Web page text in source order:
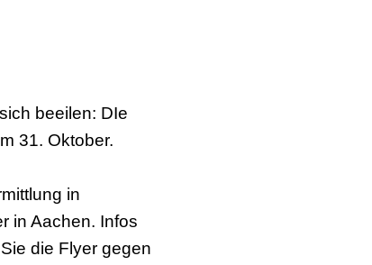
beeilen: DIe
31. Oktober.
in
in Aachen. Infos
die Flyer gegen